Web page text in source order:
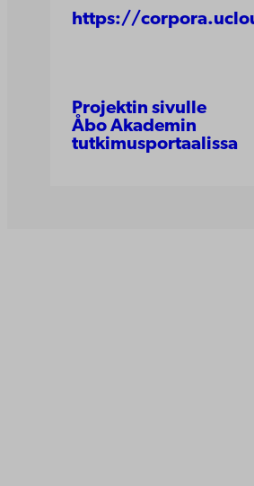
https://
Projektin sivulle
Åbo Akademin
tutkimusportaalissa